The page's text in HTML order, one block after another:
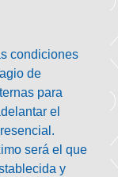
condiciones
de
para
el
será el que
y